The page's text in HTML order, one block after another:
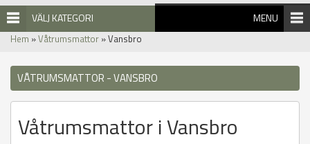
VÄLJ KATEGORI MENU
Hem »Våtrumsmattor » Vansbro
VÅTRUMSMATTOR - VANSBRO
Våtrumsmattor i Vansbro